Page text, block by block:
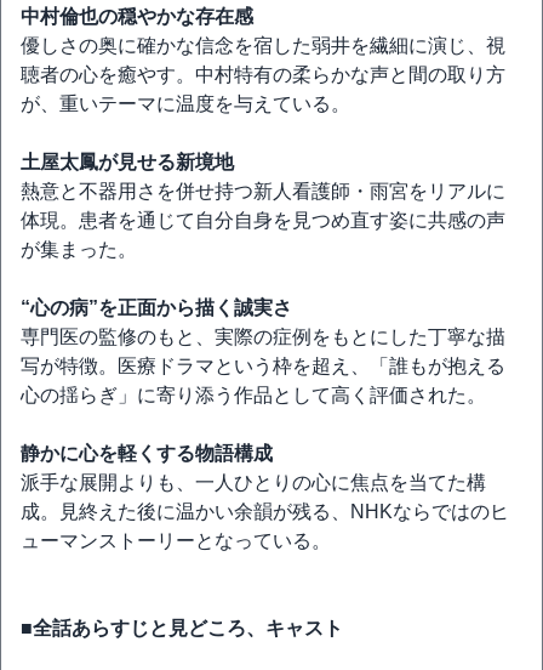
中村倫也の穏やかな存在感
優しさの奥に確かな信念を宿した弱井を繊細に演じ、視
聴者の心を癒やす。中村特有の柔らかな声と間の取り方
が、重いテーマに温度を与えている。
土屋太鳳が見せる新境地
熱意と不器用さを併せ持つ新人看護師・雨宮をリアルに
体現。患者を通じて自分自身を見つめ直す姿に共感の声
が集まった。
“心の病”を正面から描く誠実さ
専門医の監修のもと、実際の症例をもとにした丁寧な描
写が特徴。医療ドラマという枠を超え、「誰もが抱える
心の揺らぎ」に寄り添う作品として高く評価された。
静かに心を軽くする物語構成
派手な展開よりも、一人ひとりの心に焦点を当てた構
成。見終えた後に温かい余韻が残る、NHKならではのヒ
ューマンストーリーとなっている。
■全話あらすじと見どころ、キャスト